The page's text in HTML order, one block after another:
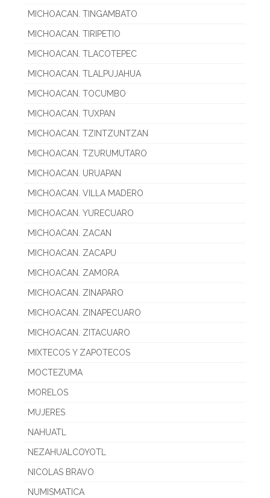
MICHOACAN. TINGAMBATO
MICHOACAN. TIRIPETIO
MICHOACAN. TLACOTEPEC
MICHOACAN. TLALPUJAHUA
MICHOACAN. TOCUMBO
MICHOACAN. TUXPAN
MICHOACAN. TZINTZUNTZAN
MICHOACAN. TZURUMUTARO
MICHOACAN. URUAPAN
MICHOACAN. VILLA MADERO
MICHOACAN. YURECUARO
MICHOACAN. ZACAN
MICHOACAN. ZACAPU
MICHOACAN. ZAMORA
MICHOACAN. ZINAPARO
MICHOACAN. ZINAPECUARO
MICHOACAN. ZITACUARO
MIXTECOS Y ZAPOTECOS
MOCTEZUMA
MORELOS
MUJERES
NAHUATL
NEZAHUALCOYOTL
NICOLAS BRAVO
NUMISMATICA